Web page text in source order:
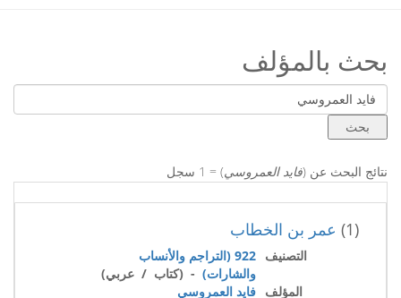
بحث بالمؤلف
نتائج البحث عن (فايد العمروسي) = 1 سجل
(1) عمر بن الخطاب
التصنيف
922 (التراجم والأنساب
والشارات) - (كتاب / عربي)
المؤلف فايد العمروسي